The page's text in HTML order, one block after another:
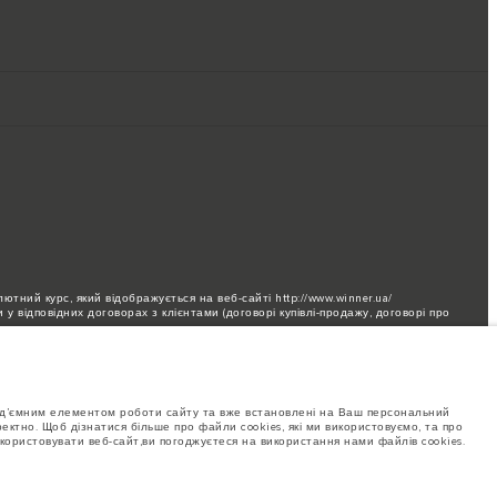
курс, який відображується на веб-сайті http://www.winner.ua/
договорах з клієнтами (договорі купівлі-продажу, договорі про
через обмеження виробництва. Для отримання актуальної інформації
автомобілів. Це дуже динамічна ситуація, і, як наслідок,
ласка, зв'яжіться з офіційним дилером для отримання детальної
і кольори на цьому веб-сайті базуються на європейській специфікації і
елементом роботи сайту та вже встановлені на Ваш персональний
Щоб дізнатися більше про файли cookies, які ми використовуємо, та про
веб-сайт,ви погоджуєтеся на використання нами файлів cookies.